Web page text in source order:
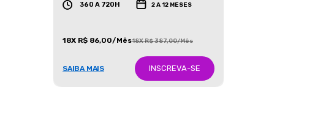
360 A 720H 2 A 12 MESES
18X R$ 86,00/Mês18X R$ 387,00/Mês
SAIBA MAIS INSCREVA-SE